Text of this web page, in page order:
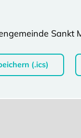
Sankt
(.ics)